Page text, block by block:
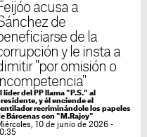
acusa a
de
de la
y le insta a
"por omisión o
líder del PP llama "P.S." al
y él enciende el
recriminándole los papeles
Bárcenas con "M.Rajoy"
10 de junio de 2026 -